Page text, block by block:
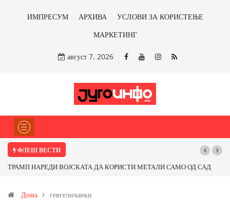
ИМПРЕСУМ АРХИВА
УСЛОВИ ЗА КОРИСТЕЊЕ
МАРКЕТИНГ
август 7, 2026
ФЛЕШ ВЕСТИ
ТРАМП НАРЕДИ ВОЈСКАТА ДА КОРИСТИ МЕТАЛИ САМО ОД САД
Иловица и со антимонот?
Дома гевгеличанки